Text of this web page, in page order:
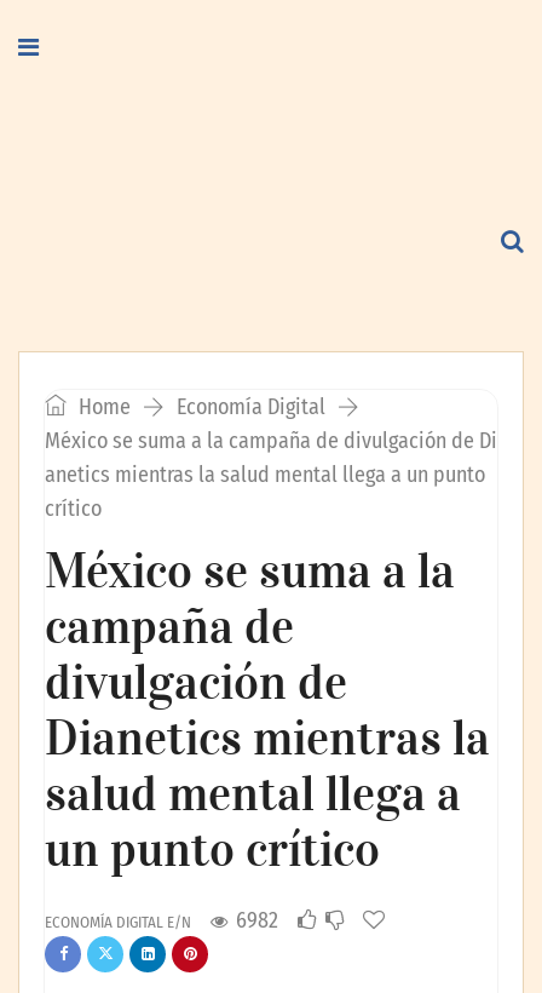
Home
Economía Digital
México se suma a la campaña de divulgación de Di
anetics mientras la salud mental llega a un punto
crítico
México se suma a la
campaña de
divulgación de
Dianetics mientras la
salud mental llega a
un punto crítico
ECONOMÍA DIGITAL E/N 6982